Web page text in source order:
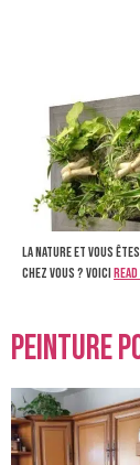
La nature et vous
chez vous ? Voici
peinture